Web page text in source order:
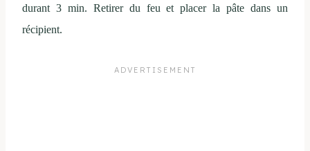
durant 3 min. Retirer du feu et placer la pâte dans un
récipient.